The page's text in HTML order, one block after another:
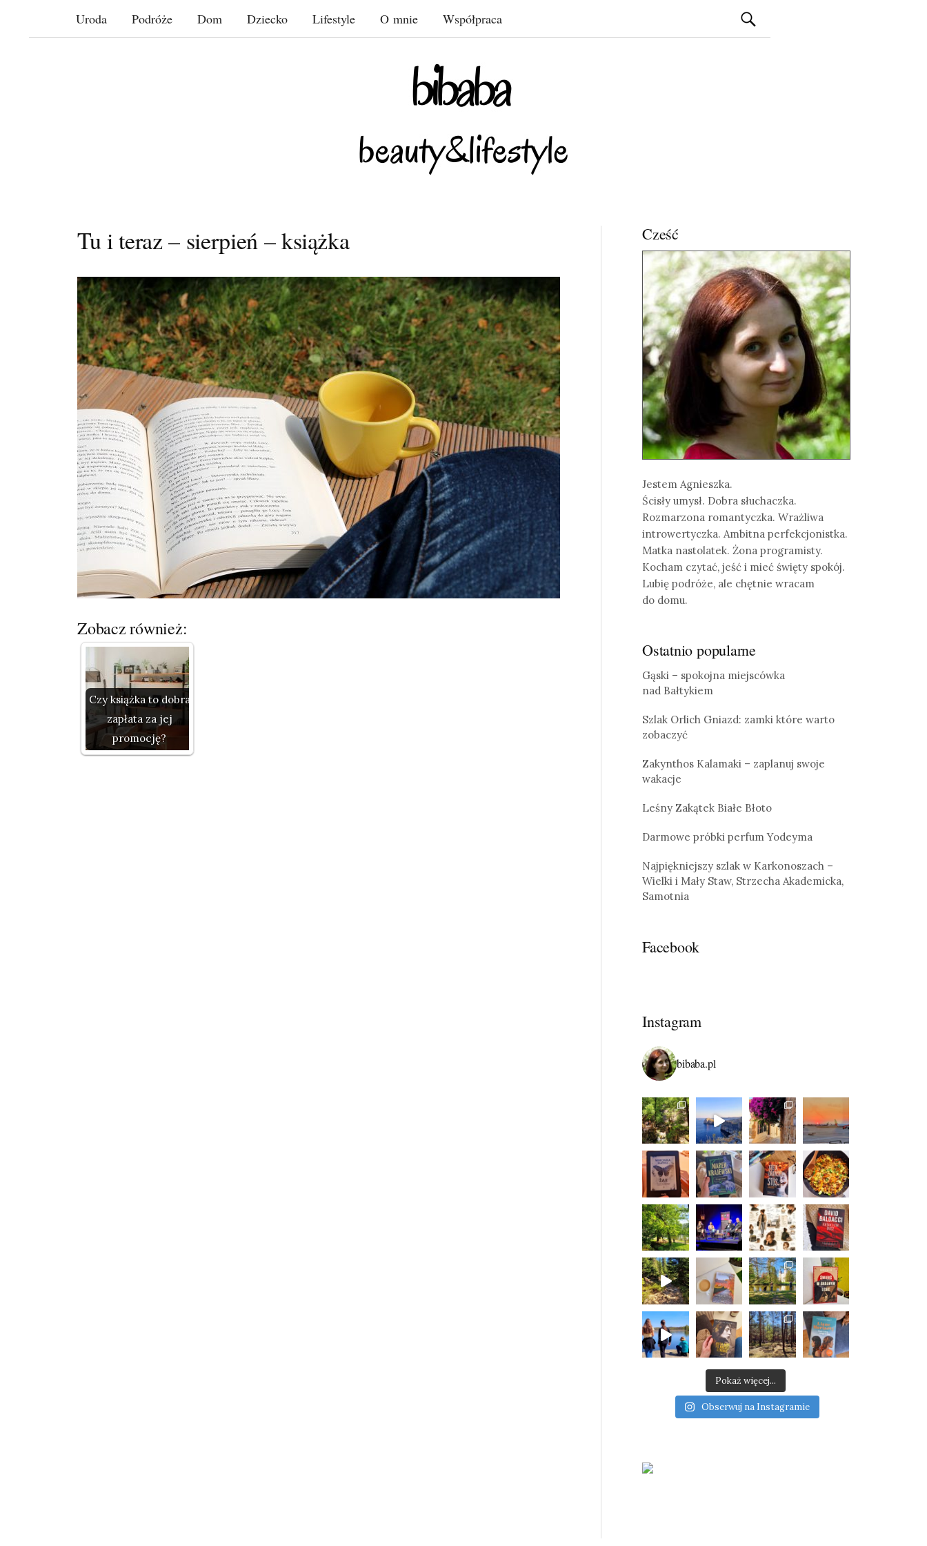
Uroda Podróże Dom Dziecko Lifestyle O mnie Współpraca Szukaj:
Tu i teraz – sierpień – książka
Zobacz również:
Czy książka to dobra
zapłata za jej
promocję?
Cześć
Jestem Agnieszka.
Ścisły umysł. Dobra słuchaczka.
Rozmarzona romantyczka. Wrażliwa
introwertyczka. Ambitna perfekcjonistka.
Matka nastolatek. Żona programisty.
Kocham czytać, jeść i mieć święty spokój.
Lubię podróże, ale chętnie wracam
do domu.
Ostatnio popularne
Gąski – spokojna miejscówka
nad Bałtykiem
Szlak Orlich Gniazd: zamki które warto
zobaczyć
Zakynthos Kalamaki – zaplanuj swoje
wakacje
Leśny Zakątek Białe Błoto
Darmowe próbki perfum Yodeyma
Najpiękniejszy szlak w Karkonoszach –
Wielki i Mały Staw, Strzecha Akademicka,
Samotnia
Facebook
Instagram
bibaba.pl
Pokaż więcej...
Obserwuj na Instagramie